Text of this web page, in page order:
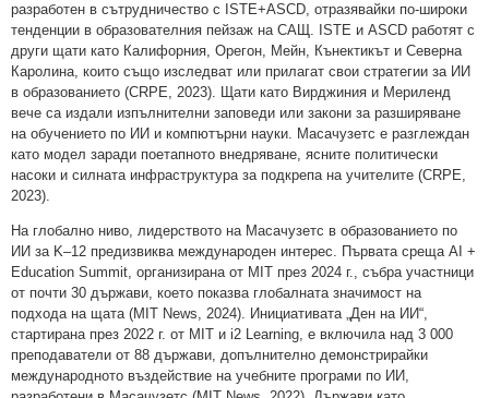
разработен в сътрудничество с ISTE+ASCD, отразявайки по-широки
тенденции в образователния пейзаж на САЩ. ISTE и ASCD работят с
други щати като Калифорния, Орегон, Мейн, Кънектикът и Северна
Каролина, които също изследват или прилагат свои стратегии за ИИ
в образованието (CRPE, 2023). Щати като Вирджиния и Мериленд
вече са издали изпълнителни заповеди или закони за разширяване
на обучението по ИИ и компютърни науки. Масачузетс е разглеждан
като модел заради поетапното внедряване, ясните политически
насоки и силната инфраструктура за подкрепа на учителите (CRPE,
2023).
На глобално ниво, лидерството на Масачузетс в образованието по
ИИ за K–12 предизвиква международен интерес. Първата среща AI +
Education Summit, организирана от MIT през 2024 г., събра участници
от почти 30 държави, което показва глобалната значимост на
подхода на щата (MIT News, 2024). Инициативата „Ден на ИИ“,
стартирана през 2022 г. от MIT и i2 Learning, е включила над 3 000
преподаватели от 88 държави, допълнително демонстрирайки
международното въздействие на учебните програми по ИИ,